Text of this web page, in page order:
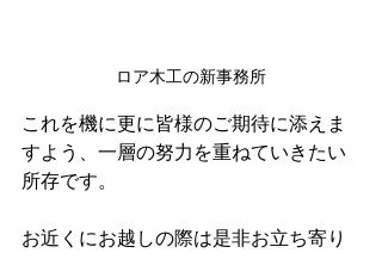
ロア木工の新事務所
これを機に更に皆様のご期待に添えま
すよう、一層の努力を重ねていきたい
所存です。
お近くにお越しの際は是非お立ち寄り